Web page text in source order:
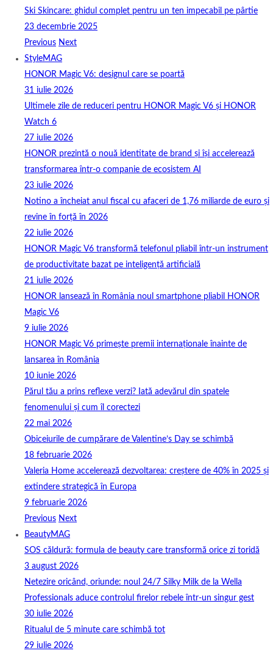
Ski Skincare: ghidul complet pentru un ten impecabil pe pârtie
23 decembrie 2025
Previous Next
StyleMAG
HONOR Magic V6: designul care se poartă
31 iulie 2026
Ultimele zile de reduceri pentru HONOR Magic V6 și HONOR
Watch 6
27 iulie 2026
HONOR prezintă o nouă identitate de brand și își accelerează
transformarea într-o companie de ecosistem AI
23 iulie 2026
Notino a încheiat anul fiscal cu afaceri de 1,76 miliarde de euro și
revine în forță în 2026
22 iulie 2026
HONOR Magic V6 transformă telefonul pliabil într-un instrument
de productivitate bazat pe inteligență artificială
21 iulie 2026
HONOR lansează în România noul smartphone pliabil HONOR
Magic V6
9 iulie 2026
HONOR Magic V6 primește premii internaționale înainte de
lansarea în România
10 iunie 2026
Părul tău a prins reflexe verzi? Iată adevărul din spatele
fenomenului și cum îl corectezi
22 mai 2026
Obiceiurile de cumpărare de Valentine’s Day se schimbă
18 februarie 2026
Valeria Home accelerează dezvoltarea: creștere de 40% în 2025 și
extindere strategică în Europa
9 februarie 2026
Previous Next
BeautyMAG
SOS căldură: formula de beauty care transformă orice zi toridă
3 august 2026
Netezire oricând, oriunde: noul 24/7 Silky Milk de la Wella
Professionals aduce controlul firelor rebele într-un singur gest
30 iulie 2026
Ritualul de 5 minute care schimbă tot
29 iulie 2026